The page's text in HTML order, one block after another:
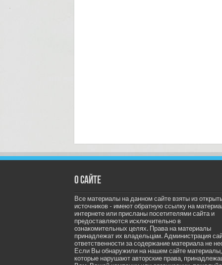
О сайте
Все материалы на данном сайте взяты из
источников - имеют обратную ссылку на
интернете или присланы посетителями сайта и
предоставляются исключительно в
ознакомительных целях. Права на материалы
принадлежат их владельцам. Администрация
ответственности за содержание материала не
Если Вы обнаружили на нашем сайте материалы,
которые нарушают авторские права,